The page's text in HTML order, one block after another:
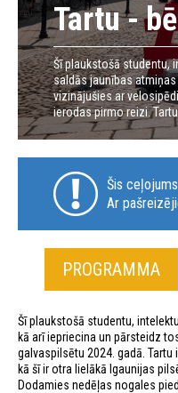
Tartu -
Šī plaukstošā studentu,
saldās jaunības
vizinājušies ar
ierodas pirmo reizi.
Šis
Ar
PROGRAMMA
Šī plaukstošā studentu,
kā arī iepriecina un pārsteidz
galvaspilsētu 2024. gadā.
kā šī ir otra lielākā Igaunijas
Dodamies nedēļas nogales